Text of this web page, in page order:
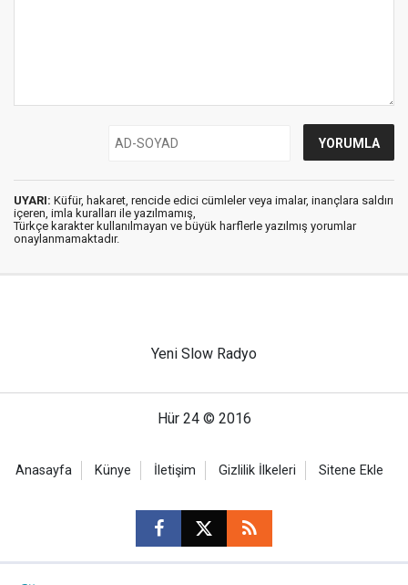
UYARI: Küfür, hakaret, rencide edici cümleler veya imalar, inançlara saldırı
içeren, imla kuralları ile yazılmamış,
Türkçe karakter kullanılmayan ve büyük harflerle yazılmış yorumlar
onaylanmamaktadır.
Yeni Slow Radyo
Hür 24 © 2016
Anasayfa Künye İletişim Gizlilik İlkeleri Sitene Ekle